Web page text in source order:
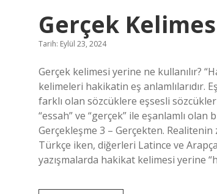
Gerçek
Tarih: Eylül 23, 2024
Gerçek kelimesi yerine ne kullanılır?
kelimeleri hakikatin eş anlamlılarıdır.
farklı olan sözcüklere eşsesli sözcükler
“essah” ve “gerçek” ile eşanlamlı
Gerçekleşme 3 – Gerçekten.
Türkçe iken, diğerleri Latince ve
yazışmalarda hakikat kelimesi yerine